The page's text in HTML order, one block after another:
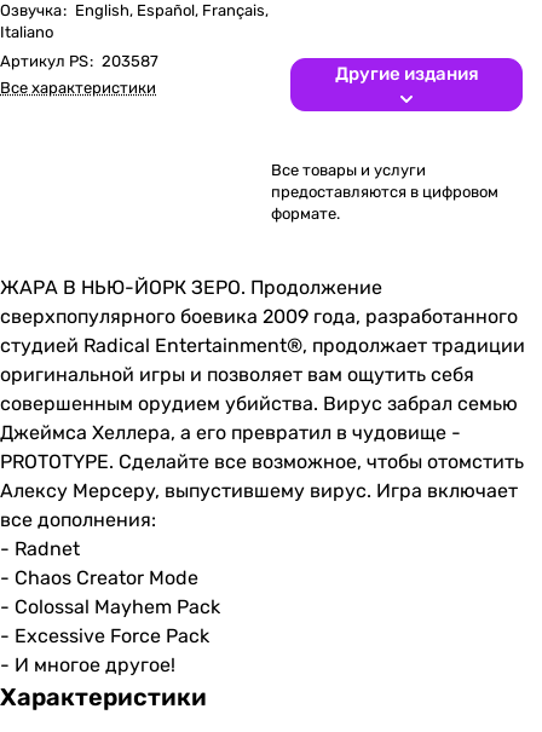
Озвучка: English, Español, Français,
Italiano
Артикул PS: 203587
Все характеристики
Другие издания
Все товары и услуги
предоставляются в цифровом
формате.
ЖАРА В НЬЮ-ЙОРК ЗЕРО. Продолжение
сверхпопулярного боевика 2009 года, разработанного
студией Radical Entertainment®, продолжает традиции
оригинальной игры и позволяет вам ощутить себя
совершенным орудием убийства. Вирус забрал семью
Джеймса Хеллера, а его превратил в чудовище -
PROTOTYPE. Сделайте все возможное, чтобы отомстить
Алексу Мерсеру, выпустившему вирус. Игра включает
все дополнения:
- Radnet
- Chaos Creator Mode
- Colossal Mayhem Pack
- Excessive Force Pack
- И многое другое!
Характеристики